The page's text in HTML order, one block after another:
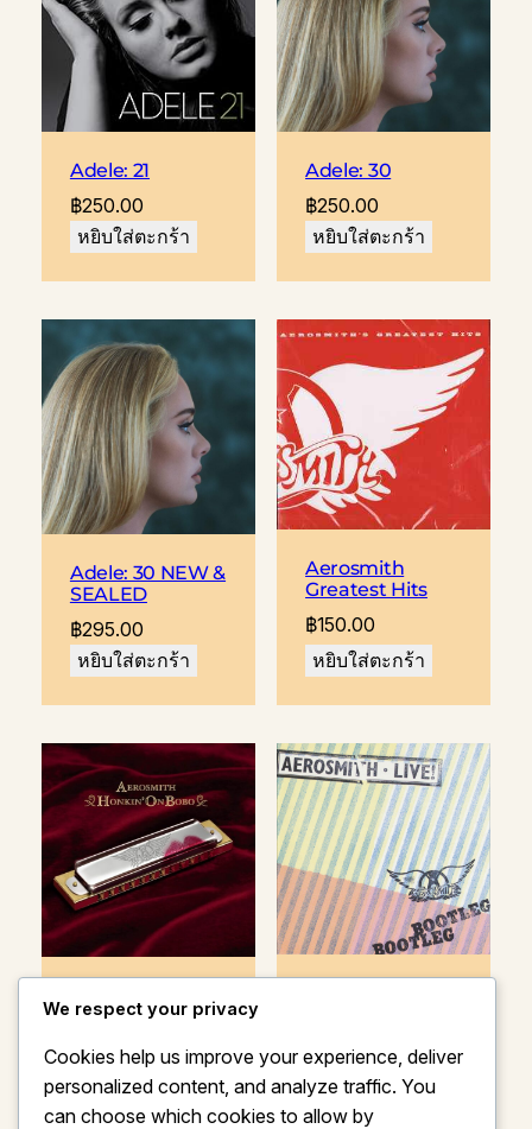
Adele: 21
฿250.00
หยิบใส่ตะกร้า
Adele: 30
฿250.00
หยิบใส่ตะกร้า
Adele: 30 NEW &
SEALED
฿295.00
หยิบใส่ตะกร้า
Aerosmith
Greatest Hits
฿150.00
หยิบใส่ตะกร้า
Honkin’ On
หยิบใส่ตะกร้า
฿195.00
หยิบใส่ตะกร้า
We respect your privacy
Cookies help us improve your experience, deliver
personalized content, and analyze traffic. You
can choose which cookies to allow by